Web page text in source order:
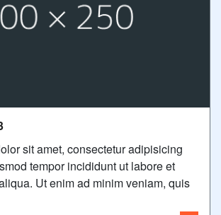
sit amet, consectetur adipisicing
tempor incididunt ut labore et
Ut enim ad minim veniam, quis